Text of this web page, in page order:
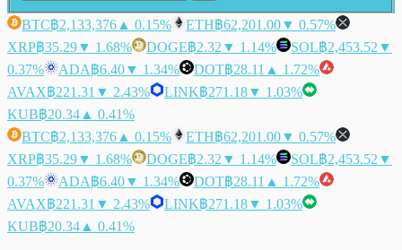
BTC฿2,133,376 ▲ 0.15% ETH฿62,201.00▼ 0.57%
XRP฿35.29▼ 1.68% DOGE฿2.32 ▼ 1.14% SOL฿2,453.52 ▼
0.37%
ADA฿6.40▼ 1.34% DOT฿28.11 ▲ 1.72%
AVAX฿221.31 ▼ 2.43% LINK฿271.18▼ 1.03%
KUB฿20.34 ▲ 0.41%
BTC฿2,133,376 ▲ 0.15% ETH฿62,201.00▼ 0.57%
XRP฿35.29▼ 1.68% DOGE฿2.32 ▼ 1.14% SOL฿2,453.52 ▼
0.37%
ADA฿6.40▼ 1.34% DOT฿28.11 ▲ 1.72%
AVAX฿221.31 ▼ 2.43% LINK฿271.18▼ 1.03%
KUB฿20.34 ▲ 0.41%